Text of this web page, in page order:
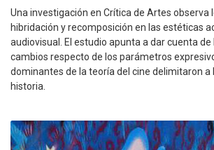
Una investigación en Crítica de Artes observa
hibridación y recomposición en las estéticas
audiovisual. El estudio apunta a dar cuenta
cambios respecto de los parámetros
dominantes de la teoría del cine delimitaron a
historia.